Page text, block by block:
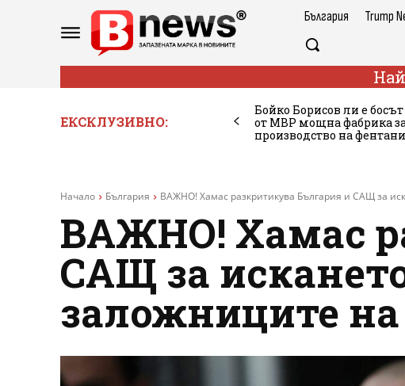
България Trump
ЕКСКЛУЗИВНО:
Бойко Борисов ли е
от МВР мощна фабрика
производство на
Начало България ВАЖНО! Хамас разкритикува България и САЩ за
ВАЖНО! Хамас
САЩ за
заложниците